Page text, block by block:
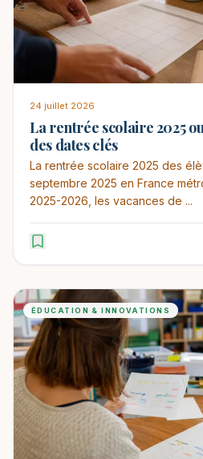
24 juillet 2026
La rentrée scolaire 2025
des dates clés
La rentrée scolaire 2025 des
septembre 2025 en France
2025-2026, les vacances de ...
ÉDUCATION & INNOVATIONS